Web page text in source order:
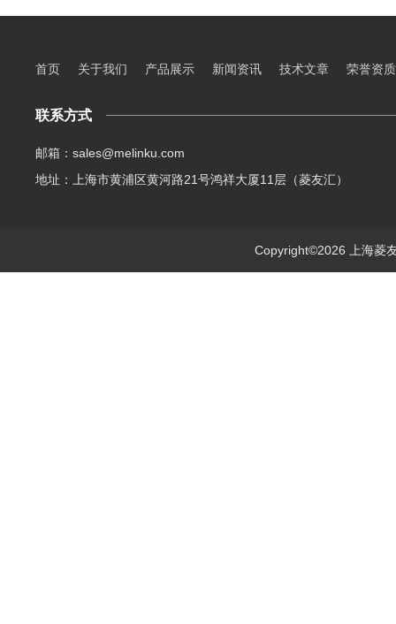
首页 关于我们 产品展示 新闻资讯 技术文章 荣誉资质
联系方式
邮箱：sales@melinku.com
地址：上海市黄浦区黄河路21号鸿祥大厦11层（菱友汇）
Copyright©2026 上海菱